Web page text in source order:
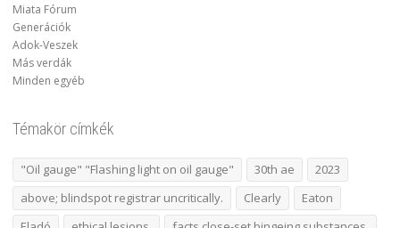
Miata Fórum
Generációk
Adok-Veszek
Más verdák
Minden egyéb
Témakör címkék
"Oil gauge" "Flashing light on oil gauge" 30th ae
2023
above; blindspot registrar uncritically.
Clearly
Eaton